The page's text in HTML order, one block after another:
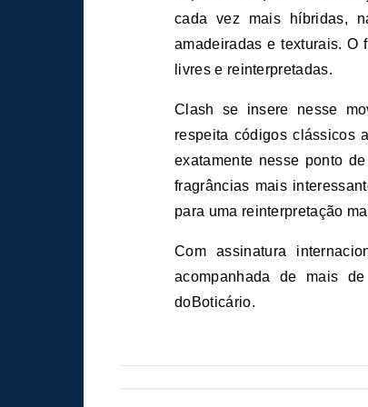
cada vez mais híbridas,
amadeiradas e texturais. O
livres e reinterpretadas.
Clash se insere nesse
respeita códigos clássicos
exatamente nesse ponto
fragrâncias mais
para uma reinterpretação
Com assinatura
acompanhada de mais de
doBoticário.